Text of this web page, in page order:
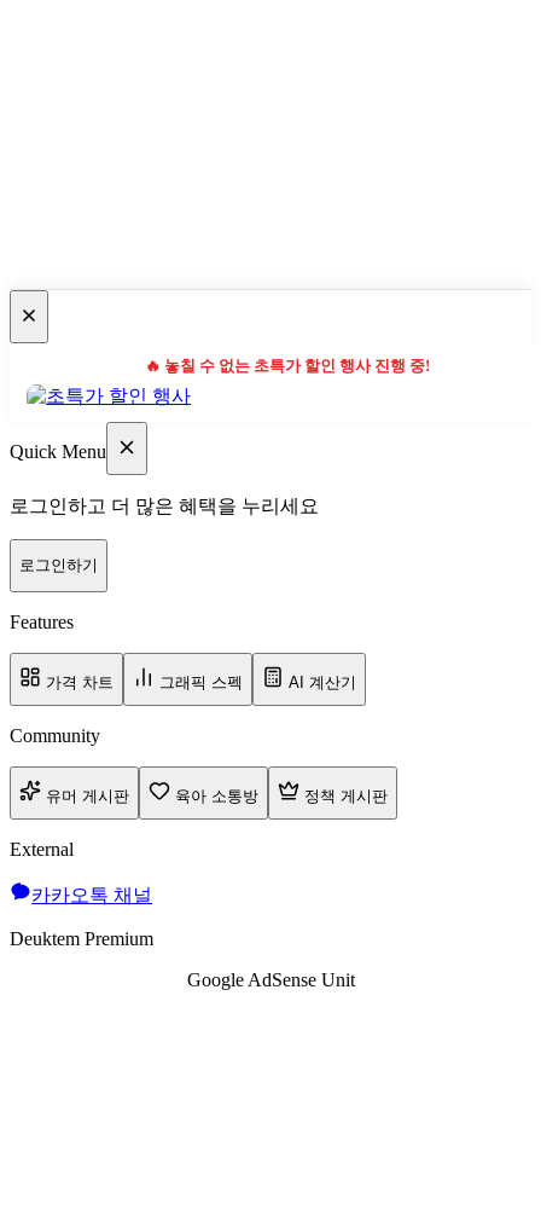
🔥 놓칠 수 없는 초특가 할인 행사 진행 중!
Quick Menu
로그인하고 더 많은 혜택을 누리세요
로그인하기
Features
가격 차트 그래픽 스펙 AI 계산기
Community
유머 게시판 육아 소통방 정책 게시판
External
카카오톡 채널
Deuktem Premium
Google AdSense Unit